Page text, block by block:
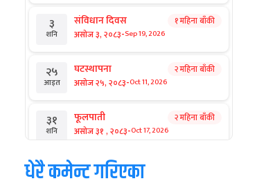
३
शनि
संविधान दिवस
असोज ३, २०८३-Sep 19, 2026
१ महिना बाँकी
२५
आइत
घटस्थापना
असोज २५, २०८३-Oct 11, 2026
२ महिना बाँकी
३१
शनि
फूलपाती
असोज ३१ , २०८३-Oct 17, 2026
२ महिना बाँकी
१ कार्तिक सङ्क्रान्ति
धेरै कमेन्ट गरिएका